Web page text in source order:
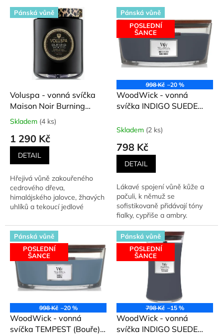
d
V
d
Pánská vůně
Voluspa - vonná svíčka
Maison Noir Burning
Woods (Hořící dřeva) 510
g
Průměrné
produktu
5,0
5
hvězdiček.
Skladem (4 ks)
1 290 Kč
DETAIL
Hřejivá vůně zakouřeného
cedrového dřeva,
himalájského jalovce, žhavých
uhlíků a tekoucí jedlové
Pánská vůně
POSLEDNÍ
ŠANCE
998 Kč –20 %
WoodWick - vonná
svíčka INDIGO SUEDE
Skladem (2 ks)
798 Kč
DETAIL
Lákavé spojení vůně kůže a
pačuli, k němuž se
sofistikovaně přidávají tóny
fialky, cypřiše a ambry.
Pánská vůně
POSLEDNÍ
ŠANCE
998 Kč –20 %
WoodWick - vonná
svíčka TEMPEST (Bouře)
Pánská vůně
POSLEDNÍ
ŠANCE
798 Kč –15 %
WoodWick - vonná
svíčka INDIGO SUEDE